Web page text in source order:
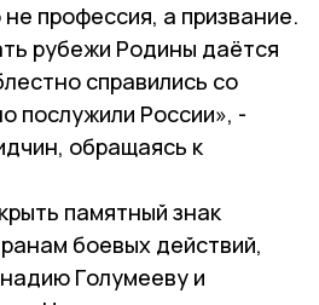
профессия, а призвание.
рубежи Родины даётся
справились со
послужили России», -
обращаясь к
памятный знак
боевых действий,
Голумееву и